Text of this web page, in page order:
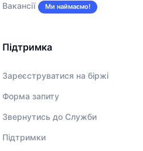
Вакансії Ми наймаємо!
Підтримка
Зареєструватися на біржі
Форма запиту
Звернутись до Служби
Підтримки